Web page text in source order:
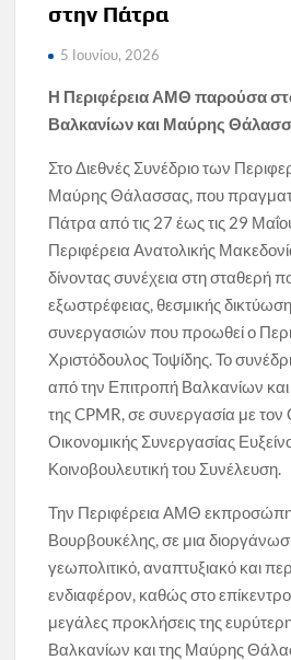
στην Πάτρα
5 Ιουνίου, 2026
Η Περιφέρεια ΑΜΘ παρούσα
Βαλκανίων και Μαύρης
Στο Διεθνές Συνέδριο των
Μαύρης Θάλασσας, που
Πάτρα από τις 27 έως τις 29
Περιφέρεια Ανατολικής
δίνοντας συνέχεια στη σταθερή
εξωστρέφειας, θεσμικής
συνεργασιών που προωθεί ο
Χριστόδουλος Τοψίδης. Το
από την Επιτροπή Βαλκανίων
της CPMR, σε συνεργασία με
Οικονομικής Συνεργασίας
Κοινοβουλευτική του Συνέλευση.
Την Περιφέρεια ΑΜΘ
Βουρβουκέλης, σε μια
γεωπολιτικό, αναπτυξιακό και
ενδιαφέρον, καθώς στο
μεγάλες προκλήσεις της
Βαλκανίων και της Μαύρης